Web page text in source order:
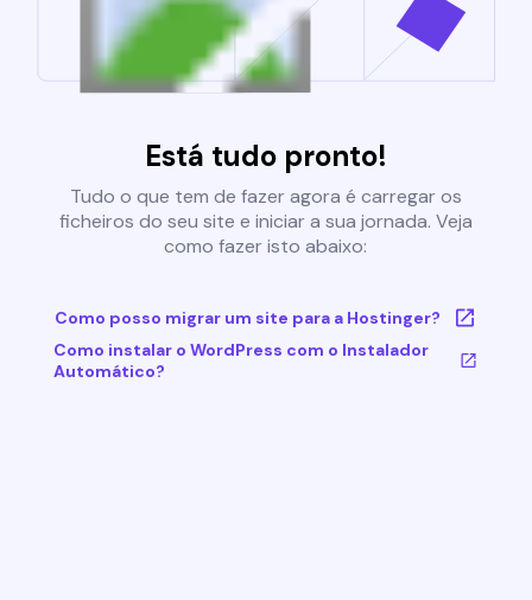
Está tudo pronto!
Tudo o que tem de fazer agora é carregar os
ficheiros do seu site e iniciar a sua jornada. Veja
como fazer isto abaixo:
Como posso migrar um site para a Hostinger?
Como instalar o WordPress com o Instalador
Automático?